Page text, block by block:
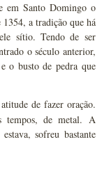
em Santo Domingo o
1354, a tradição que há
sítio. Tendo de ser
o século anterior,
o busto de pedra que
de fazer oração.
tempos, de metal. A
sofreu bastante